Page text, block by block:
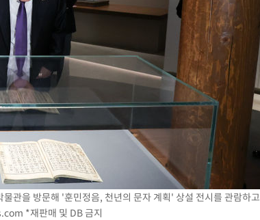
관을 방문해 '훈민정음, 천년의 문자 계획' 상설 전시를 관람하고
*재판매 및 DB 금지